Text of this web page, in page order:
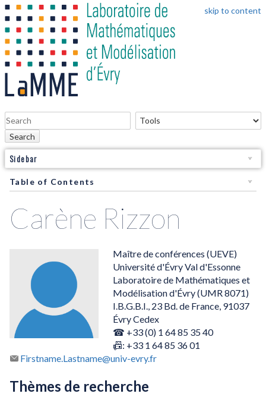
skip to content
Search
Sidebar
Table of Contents
Carène Rizzon
Maître de conférences (UEVE)
Université d'Évry Val d'Essonne
Laboratoire de Mathématiques et
Modélisation d'Évry (UMR 8071)
I.B.G.B.I., 23 Bd. de France, 91037
Évry Cedex
☎ +33 (0) 1 64 85 35 40
📠: +33 1 64 85 36 01
Firstname.Lastname@univ-evry.fr
Thèmes de recherche